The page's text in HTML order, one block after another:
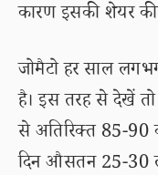
कारण इसकी शेयर
जोमैटो हर साल
है। इस तरह से देखें
से अतिरिक्त 85-90
दिन औसतन 25-30